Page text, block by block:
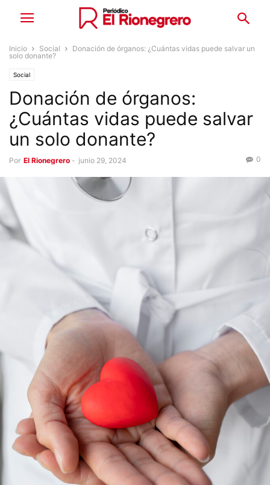
Inicio Social
Donación de órganos: ¿Cuántas vidas puede salvar un
solo donante?
Social
Donación de órganos:
¿Cuántas vidas puede salvar
un solo donante?
Por El Rionegrero - junio 29, 2024 0